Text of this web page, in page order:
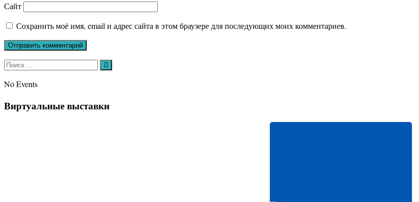
Сайт
Сохранить моё имя, email и адрес сайта в этом браузере для последующих моих комментариев.
Искать: Поиск
No Events
Виртуальные выставки